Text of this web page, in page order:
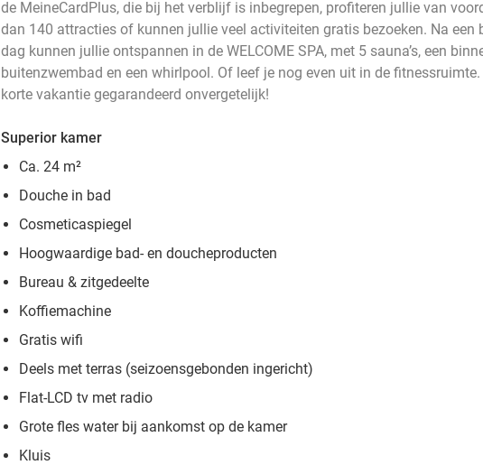
de MeineCardPlus, die bij het verblijf is inbegrepen, profiteren jullie van
dan 140 attracties of kunnen jullie veel activiteiten gratis bezoeken. Na een
dag kunnen jullie ontspannen in de WELCOME SPA, met 5 sauna’s, een
buitenzwembad en een whirlpool. Of leef je nog even uit in de
korte vakantie gegarandeerd onvergetelijk!
Superior kamer
Ca. 24 m²
Douche in bad
Cosmeticaspiegel
Hoogwaardige bad- en doucheproducten
Bureau & zitgedeelte
Koffiemachine
Gratis wifi
Deels met terras (seizoensgebonden ingericht)
Flat-LCD tv met radio
Grote fles water bij aankomst op de kamer
Kluis